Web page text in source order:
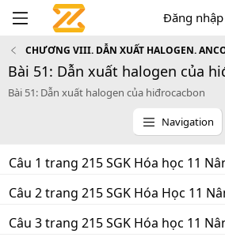
Đăng nhập
CHƯƠNG VIII. DẪN XUẤT HALOGEN.
Bài 51: Dẫn xuất halogen của
Bài 51: Dẫn xuất halogen của hiđrocacbon
Navigation
Câu 1 trang 215 SGK Hóa học 11
Câu 2 trang 215 SGK Hóa Học 11
Câu 3 trang 215 SGK Hóa học 11